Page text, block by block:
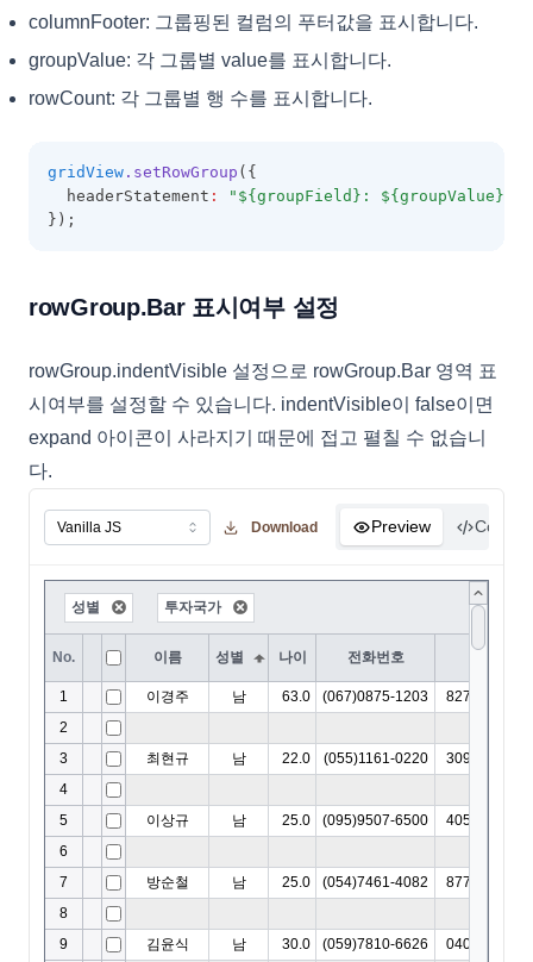
columnFooter: 그룹핑된 컬럼의 푸터값을 표시합니다.
groupValue: 각 그룹별 value를 표시합니다.
rowCount: 각 그룹별 행 수를 표시합니다.
gridView .setRowGroup ({
  headerStatement
:
"${groupField}: ${groupValue} -
});
rowGroup.Bar 표시여부 설정
rowGroup.indentVisible 설정으로 rowGroup.Bar 영역 표
시여부를 설정할 수 있습니다. indentVisible이 false이면
expand 아이콘이 사라지기 때문에 접고 펼칠 수 없습니
다.
Download Preview Code